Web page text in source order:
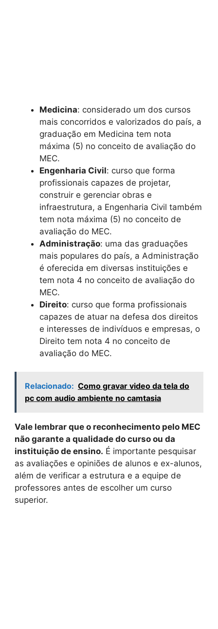
Medicina: considerado um dos cursos
mais concorridos e valorizados do país, a
graduação em Medicina tem nota
máxima (5) no conceito de avaliação do
MEC.
Engenharia Civil: curso que forma
profissionais capazes de projetar,
construir e gerenciar obras e
infraestrutura, a Engenharia Civil também
tem nota máxima (5) no conceito de
avaliação do MEC.
Administração: uma das graduações
mais populares do país, a Administração
é oferecida em diversas instituições e
tem nota 4 no conceito de avaliação do
MEC.
Direito: curso que forma profissionais
capazes de atuar na defesa dos direitos
e interesses de indivíduos e empresas, o
Direito tem nota 4 no conceito de
avaliação do MEC.
Relacionado: Como gravar video da tela do
pc com audio ambiente no camtasia
Vale lembrar que o reconhecimento pelo MEC
não garante a qualidade do curso ou da
instituição de ensino. É importante pesquisar
as avaliações e opiniões de alunos e ex-alunos,
além de verificar a estrutura e a equipe de
professores antes de escolher um curso
superior.